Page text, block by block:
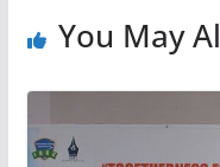
You May